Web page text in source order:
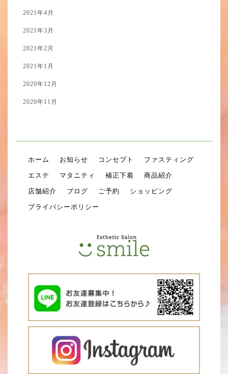
2021年4月
2021年3月
2021年2月
2021年1月
2020年12月
2020年11月
ホーム お知らせ コンセプト ファスティング
エステ マタニティ 補正下着 商品紹介
店舗紹介 ブログ ご予約 ショッピング
プライバシーポリシー